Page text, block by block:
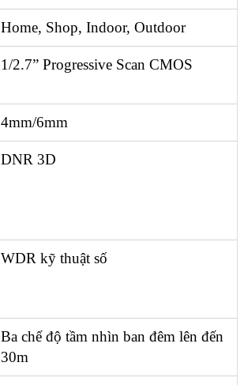
Home, Shop, Indoor, Outdoor
1/2.7” Progressive Scan CMOS
4mm/6mm
DNR 3D
WDR kỹ thuật số
Ba chế độ tầm nhìn ban đêm lên đến
30m